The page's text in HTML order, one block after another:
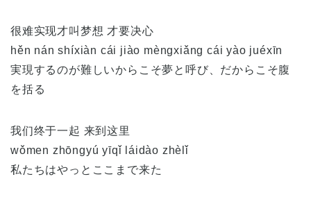
很难实现才叫梦想 才要决心
hěn nán shíxiàn cái jiào mèngxiǎng cái yào juéxīn
実現するのが難しいからこそ夢と呼び、だからこそ腹
を括る
我们终于一起 来到这里
wǒmen zhōngyú yīqǐ láidào zhèlǐ
私たちはやっとここまで来た